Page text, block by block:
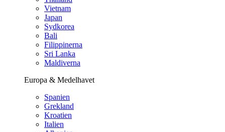
Vietnam
Japan
Sydkorea
Bali
Filippinerna
Sri Lanka
Maldiverna
Europa & Medelhavet
Spanien
Grekland
Kroatien
Italien